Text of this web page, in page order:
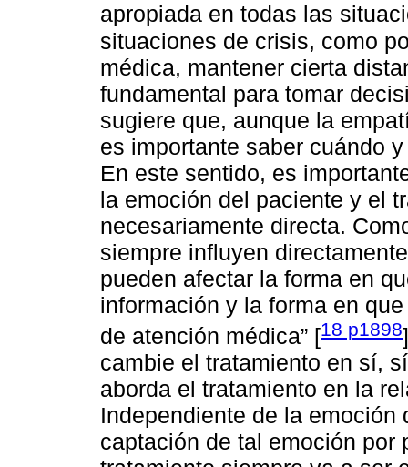
apropiada en todas las
situaciones de crisis, como
médica, mantener cierta
fundamental para tomar
sugiere que, aunque la
es importante saber cuándo
En este sentido, es
la emoción del paciente y el
necesariamente directa.
siempre influyen
pueden afectar la forma en
información y la forma en
de atención médica” [18 p1898
cambie el tratamiento en sí,
aborda el tratamiento en la
Independiente de la
captación de tal emoción por